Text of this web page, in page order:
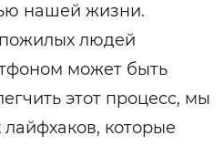
нашей жизни.
людей
может быть
этот процесс, мы
которые